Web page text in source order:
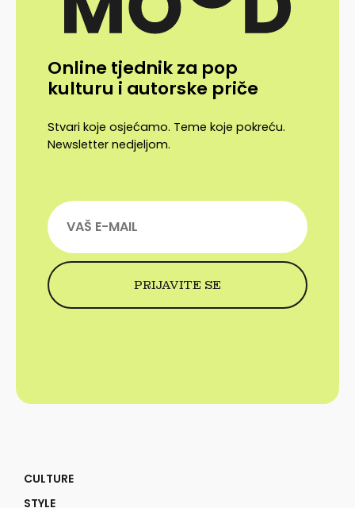
Online tjednik za pop
kulturu i autorske priče
Stvari koje osjećamo. Teme koje pokreću.
Newsletter nedjeljom.
CULTURE
STYLE